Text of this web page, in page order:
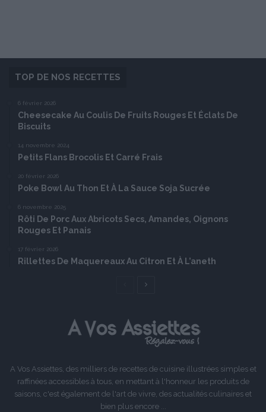
TOP DE NOS RECETTES
6 février 2026
Cheesecake Au Coulis De Fruits Rouges Et Éclats De
Biscuits
14 novembre 2024
Petits Flans Brocolis Et Carré Frais
20 février 2026
Poke Bowl Au Thon Et À La Sauce Soja Sucrée
6 novembre 2025
Rôti De Porc Aux Abricots Secs, Amandes, Oignons
Rouges Et Panais
17 février 2026
Rillettes De Maquereaux Au Citron Et À L’aneth
Page
A Vos Assiettes, des milliers de recettes de cuisine illustrées simples et
raffinées accessibles à tous, en mettant à l'honneur les produits de
saisons, c'est également de l'art de vivre, des actualités culinaires et
bien plus encore ...